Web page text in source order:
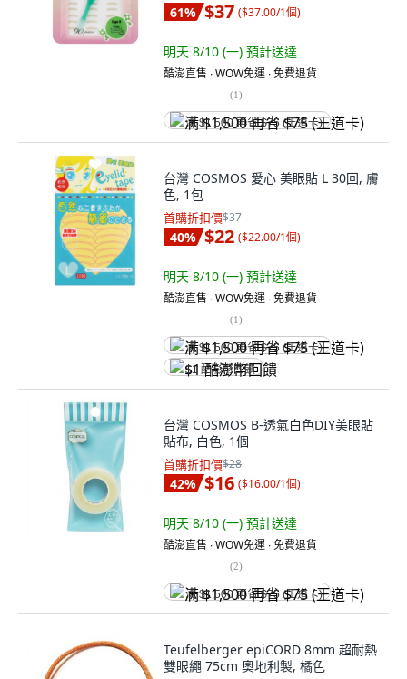
61% $37 ($37.00/1個)
明天 8/10 (一) 預計送達
酷澎直售 ∙ WOW免運 ∙ 免費退貨
(1)
满 $1,500 再省 $75 (王道卡)
台灣 COSMOS 愛心 美眼貼 L 30回, 膚
色, 1包
首購折扣價$37
40% $22 ($22.00/1個)
明天 8/10 (一) 預計送達
酷澎直售 ∙ WOW免運 ∙ 免費退貨
(1)
满 $1,500 再省 $75 (王道卡)
$1 酷澎幣回饋
台灣 COSMOS B-透氣白色DIY美眼貼
貼布, 白色, 1個
首購折扣價$28
42% $16 ($16.00/1個)
明天 8/10 (一) 預計送達
酷澎直售 ∙ WOW免運 ∙ 免費退貨
(2)
满 $1,500 再省 $75 (王道卡)
Teufelberger epiCORD 8mm 超耐熱
雙眼繩 75cm 奧地利製, 橘色